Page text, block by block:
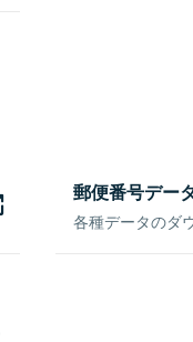
郵便番号デー
各種データのダ